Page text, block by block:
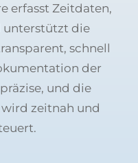
erfasst Zeitdaten,
unterstützt die
schnell
der
und die
zeitnah und